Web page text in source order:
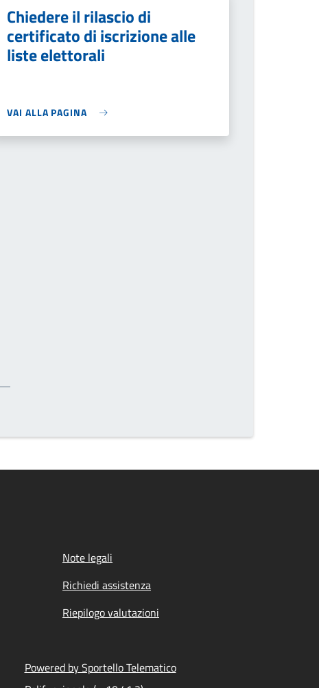
Chiedere il rilascio di
certificato di iscrizione alle
liste elettorali
VAI ALLA PAGINA
Note legali
Richiedi assistenza
Riepilogo valutazioni
Powered by Sportello Telematico